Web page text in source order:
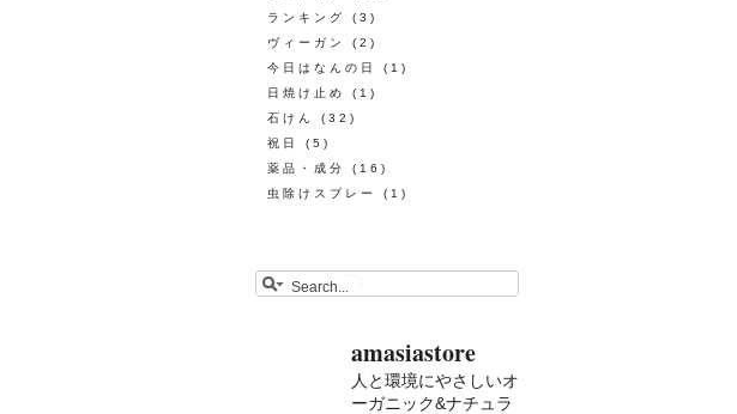
ランキング
(3)
ヴィーガン
(2)
今日はなんの日
(1)
日焼け止め
(1)
石けん
(32)
祝日
(5)
薬品・成分
(16)
虫除けスプレー
(1)
amasiastore
人と環境にやさしいオ
ーガニック&ナチュラ